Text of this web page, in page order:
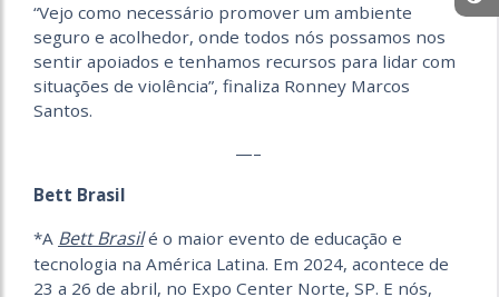
“Vejo como necessário promover um ambiente
seguro e acolhedor, onde todos nós possamos nos
sentir apoiados e tenhamos recursos para lidar com
situações de violência”, finaliza Ronney Marcos
Santos.
—–
Bett Brasil
*A Bett Brasilé o maior evento de educação e
tecnologia na América Latina. Em 2024, acontece de
23 a 26 de abril, no Expo Center Norte, SP. E nós,